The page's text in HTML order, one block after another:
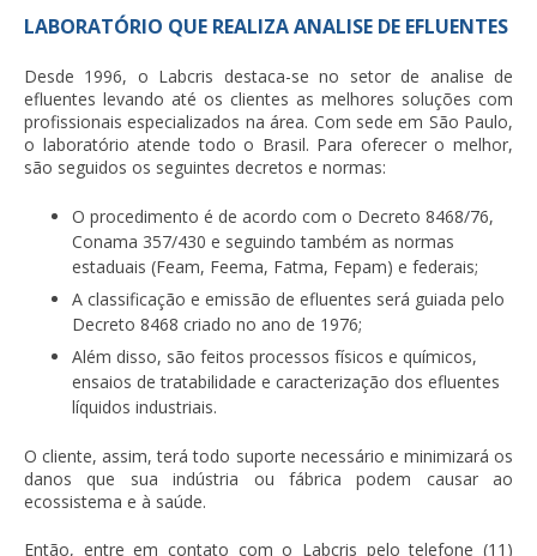
LABORATÓRIO QUE REALIZA ANALISE DE EFLUENTES
Desde 1996, o Labcris destaca-se no setor de analise de
efluentes levando até os clientes as melhores soluções com
profissionais especializados na área. Com sede em São Paulo,
o laboratório atende todo o Brasil. Para oferecer o melhor,
são seguidos os seguintes decretos e normas:
O procedimento é de acordo com o Decreto 8468/76,
Conama 357/430 e seguindo também as normas
estaduais (Feam, Feema, Fatma, Fepam) e federais;
A classificação e emissão de efluentes será guiada pelo
Decreto 8468 criado no ano de 1976;
Além disso, são feitos processos físicos e químicos,
ensaios de tratabilidade e caracterização dos efluentes
líquidos industriais.
O cliente, assim, terá todo suporte necessário e minimizará os
danos que sua indústria ou fábrica podem causar ao
ecossistema e à saúde.
Então, entre em contato com o Labcris pelo telefone (11)